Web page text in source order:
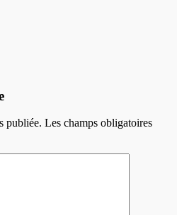
publiée. Les champs obligatoires